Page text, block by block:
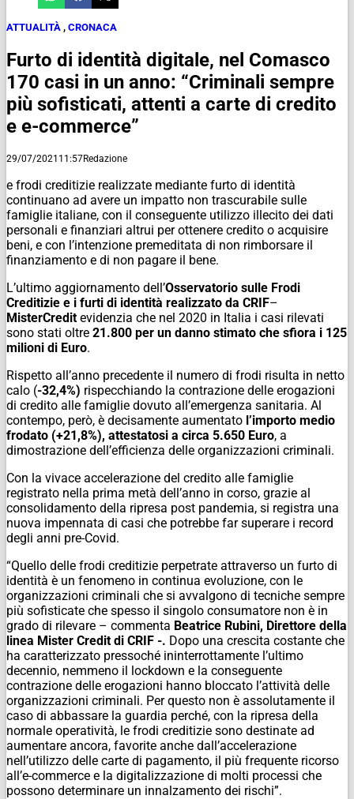
ATTUALITÀ , CRONACA
Furto di identità digitale, nel Comasco
170 casi in un anno: “Criminali sempre
più sofisticati, attenti a carte di credito
e e-commerce”
29/07/2021 11:57Redazione
e frodi creditizie realizzate mediante furto di identità
continuano ad avere un impatto non trascurabile sulle
famiglie italiane, con il conseguente utilizzo illecito dei dati
personali e finanziari altrui per ottenere credito o acquisire
beni, e con l’intenzione premeditata di non rimborsare il
finanziamento e di non pagare il bene.
L’ultimo aggiornamento dell’Osservatorio sulle Frodi
Creditizie e i furti di identità realizzato da CRIF–
MisterCredit evidenzia che nel 2020 in Italia i casi rilevati
sono stati oltre 21.800 per un danno stimato che sfiora i 125
milioni di Euro.
Rispetto all’anno precedente il numero di frodi risulta in netto
calo (-32,4%) rispecchiando la contrazione delle erogazioni
di credito alle famiglie dovuto all’emergenza sanitaria. Al
contempo, però, è decisamente aumentato l’importo medio
frodato (+21,8%), attestatosi a circa 5.650 Euro, a
dimostrazione dell’efficienza delle organizzazioni criminali.
Con la vivace accelerazione del credito alle famiglie
registrato nella prima metà dell’anno in corso, grazie al
consolidamento della ripresa post pandemia, si registra una
nuova impennata di casi che potrebbe far superare i record
degli anni pre-Covid.
“Quello delle frodi creditizie perpetrate attraverso un furto di
identità è un fenomeno in continua evoluzione, con le
organizzazioni criminali che si avvalgono di tecniche sempre
più sofisticate che spesso il singolo consumatore non è in
grado di rilevare – commenta Beatrice Rubini, Direttore della
linea Mister Credit di CRIF -. Dopo una crescita costante che
ha caratterizzato pressoché ininterrottamente l’ultimo
decennio, nemmeno il lockdown e la conseguente
contrazione delle erogazioni hanno bloccato l’attività delle
organizzazioni criminali. Per questo non è assolutamente il
caso di abbassare la guardia perché, con la ripresa della
normale operatività, le frodi creditizie sono destinate ad
aumentare ancora, favorite anche dall’accelerazione
nell’utilizzo delle carte di pagamento, il più frequente ricorso
all’e-commerce e la digitalizzazione di molti processi che
possono determinare un innalzamento dei rischi”.